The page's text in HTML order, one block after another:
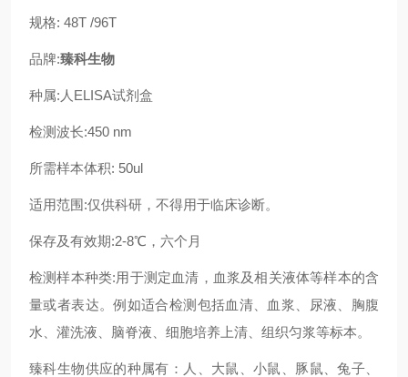
规格: 48T /96T
品牌:臻科生物
种属:人ELISA试剂盒
检测波长:450 nm
所需样本体积: 50ul
适用范围:仅供科研，不得用于临床诊断。
保存及有效期:2-8℃，六个月
检测样本种类:用于测定血清，血浆及相关液体等样本的含
量或者表达。例如适合检测包括血清、血浆、尿液、胸腹
水、灌洗液、脑脊液、细胞培养上清、组织匀浆等标本。
臻科生物供应的种属有：人、大鼠、小鼠、豚鼠、兔子、